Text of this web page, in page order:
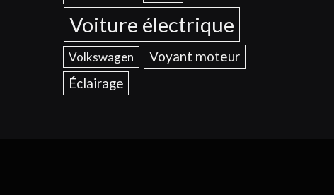
Voiture électrique
Volkswagen
Voyant moteur
Éclairage